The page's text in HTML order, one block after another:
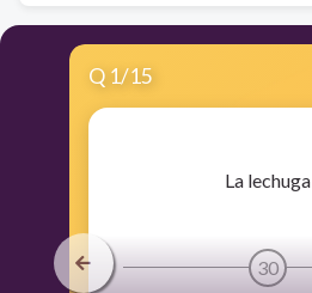
Q 1/15
​La lechuga
30